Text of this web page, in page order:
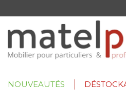
NOUVEAUTÉS